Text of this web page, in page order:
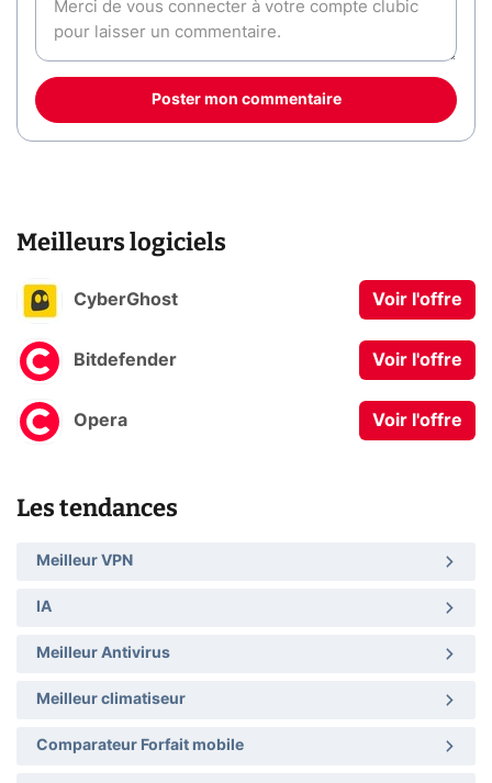
Poster mon commentaire
Meilleurs logiciels
CyberGhost Voir l'offre
Bitdefender Voir l'offre
Opera Voir l'offre
Les tendances
Meilleur VPN
IA
Meilleur Antivirus
Meilleur climatiseur
Comparateur Forfait mobile